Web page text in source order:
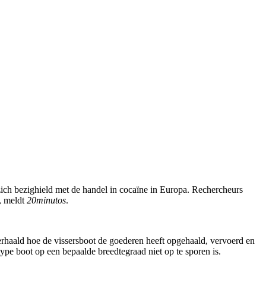
bezighield met de handel in cocaïne in Europa. Rechercheurs
meldt 20minutos.
hoe de vissersboot de goederen heeft opgehaald, vervoerd en
boot op een bepaalde breedtegraad niet op te sporen is.